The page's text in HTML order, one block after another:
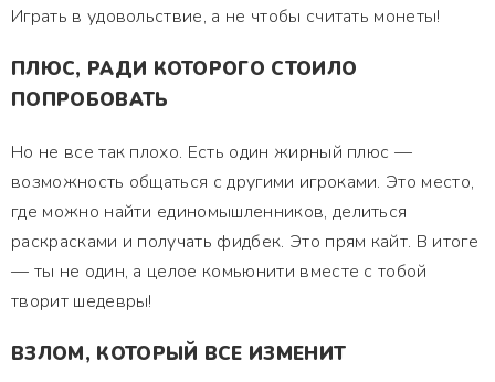
Играть в удовольствие, а не чтобы считать монеты!
ПЛЮС, РАДИ КОТОРОГО СТОИЛО
ПОПРОБОВАТЬ
Но не все так плохо. Есть один жирный плюс —
возможность общаться с другими игроками. Это место,
где можно найти единомышленников, делиться
раскрасками и получать фидбек. Это прям кайт. В итоге
— ты не один, а целое комьюнити вместе с тобой
творит шедевры!
ВЗЛОМ, КОТОРЫЙ ВСЕ ИЗМЕНИТ